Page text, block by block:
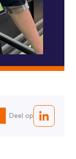
Deel op